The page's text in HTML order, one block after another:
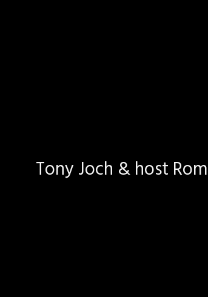
Tony Joch & host